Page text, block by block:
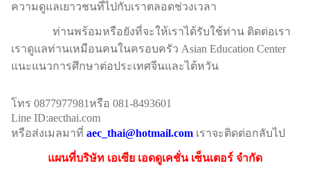
ความดูแลเยาวชนที่ไปกับเราตลอดช่วงเวลา
ท่านพร้อมหรือยังที่จะให้เราได้รับใช้ท่าน ติดต่อเรา
เราดูแลท่านเหมือนคนในครอบครัว Asian Education Center
แนะแนวการศึกษาต่อประเทศจีนและไต้หวัน
โทร 0877977981หรือ 081-8493601
Line ID:aecthai.com
หรือส่งเมลมาที่aec_thai@hotmail.com เราจะติดต่อกลับไป
แผนที่บริษัท เอเซีย เอดดูเคชั่น เซ็นเตอร์ จำกัด